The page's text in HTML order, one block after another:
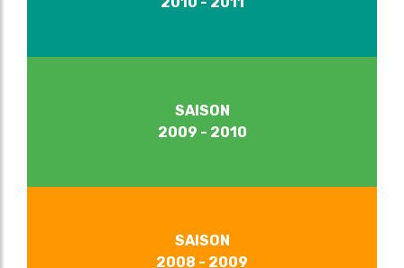
SAISON
2009 - 2010
SAISON
2008 - 2009